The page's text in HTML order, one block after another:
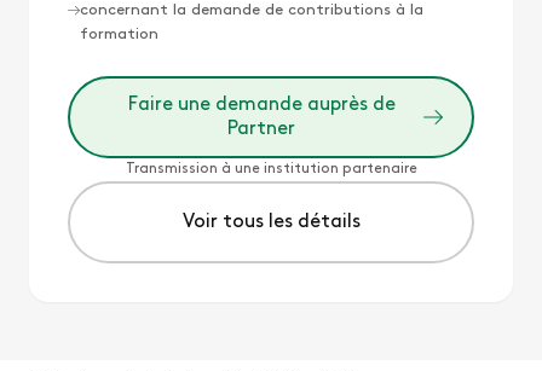
concernant la demande de contributions à la
formation
Faire une demande auprès de
Partner
Transmission à une institution partenaire
Voir tous les détails